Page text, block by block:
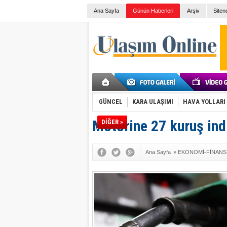
Ana Sayfa Günün Haberleri Arşiv
GÜNCEL KARA ULAŞIMI HAVA YOLLARI
DİĞER »
Motorine 27 kuruş
Ana Sayfa » EKONOMİ-FİNANS